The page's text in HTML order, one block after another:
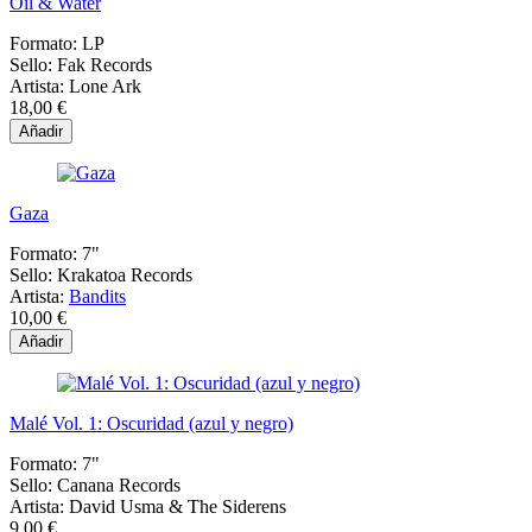
Formato: LP
Sello: Fak Records
Artista: Lone Ark
18,00 €
Añadir
Gaza
Formato: 7"
Sello: Krakatoa Records
Artista: Bandits
10,00 €
Añadir
Malé Vol. 1: Oscuridad (azul y negro)
Formato: 7"
Sello: Canana Records
Artista: David Usma & The Siderens